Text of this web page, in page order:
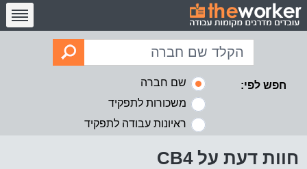
חפש לפי:
שם חברה
משכורות לתפקיד
ראיונות עבודה לתפקיד
חוות דעת על CB4